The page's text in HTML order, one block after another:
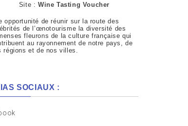
Site :Wine Tasting Voucher
opportunité de réunir sur la route des
de l’œnotourisme la diversité des
fleurons de la culture française qui
au rayonnement de notre pays, de
régions et de nos villes.
SOCIAUX :